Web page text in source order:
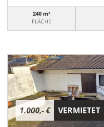
240 m²
FLÄCHE
1.000,- € VERMIETET